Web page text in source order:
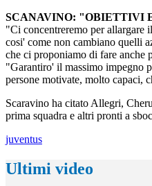
SCANAVINO: "OBIETTIVI
"Ci concentreremo per allargare
cosi' come non cambiano quelli
che ci proponiamo di fare anche
"Garantiro' il massimo impegno
persone motivate, molto capaci,
Scaravino ha citato Allegri,
prima squadra e altri pronti a
juventus
Ultimi video